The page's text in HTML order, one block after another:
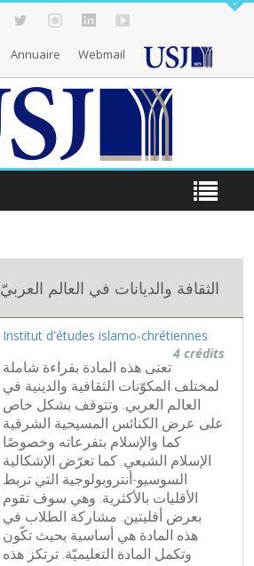
Annuaire Webmail
الثقافة والديانات في العالم العربيّ
Institut d'études islamo-chrétiennes
4 crédits
تعنى هذه المادة بقراءة شاملة
لمختلف المكوّنات الثقافية والدينية في
العالم العربي. وتتوقف بشكل خاص
على عرض الكنائس المسيحية الشرقية
كما والإسلام بتفرعاته وخصوصًا
الإسلام الشيعي. كما تعرّض الإشكالية
السوسيو-أنتروبولوجية التي تربط
الأقليات بالأكثرية. وهي سوف تقوم
بعرض أقليتين. مشاركة الطلاب في
هذه المادة هي أساسية بحيث تكّون
وتكمل المادة التعليميّة. ترتكز هذه